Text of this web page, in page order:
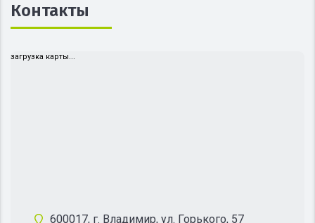
Контакты
загрузка карты...
600017, г. Владимир, ул. Горького, 57